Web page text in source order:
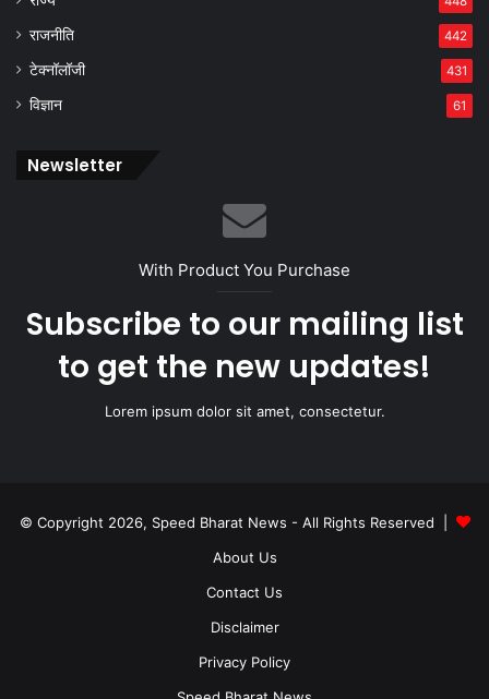
राजनीति 442
टेक्नॉलॉजी 431
विज्ञान 61
Newsletter
With Product You Purchase
Subscribe to our mailing list
to get the new updates!
Lorem ipsum dolor sit amet, consectetur.
© Copyright 2026, Speed Bharat News - All Rights Reserved |
About Us
Contact Us
Disclaimer
Privacy Policy